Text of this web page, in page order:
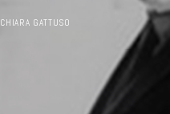
CHIARA GATTUSO